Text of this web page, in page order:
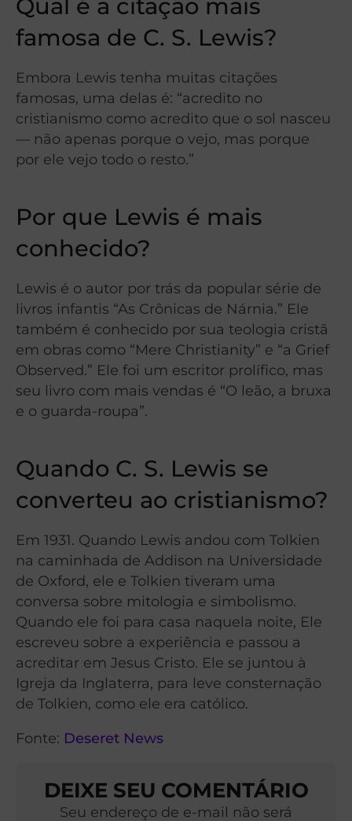
Qual é a citação mais
famosa de C. S. Lewis?
Embora Lewis tenha muitas citações
famosas, uma delas é: “acredito no
cristianismo como acredito que o sol nasceu
— não apenas porque o vejo, mas porque
por ele vejo todo o resto.”
Por que Lewis é mais
conhecido?
Lewis é o autor por trás da popular série de
livros infantis “As Crônicas de Nárnia.” Ele
também é conhecido por sua teologia cristã
em obras como “Mere Christianity” e “a Grief
Observed.” Ele foi um escritor prolífico, mas
seu livro com mais vendas é “O leão, a bruxa
e o guarda-roupa”.
Quando C. S. Lewis se
converteu ao cristianismo?
Em 1931. Quando Lewis andou com Tolkien
na caminhada de Addison na Universidade
de Oxford, ele e Tolkien tiveram uma
conversa sobre mitologia e simbolismo.
Quando ele foi para casa naquela noite, Ele
escreveu sobre a experiência e passou a
acreditar em Jesus Cristo. Ele se juntou à
Igreja da Inglaterra, para leve consternação
de Tolkien, como ele era católico.
Fonte: Deseret News
DEIXE SEU COMENTÁRIO
Seu endereço de e-mail não será